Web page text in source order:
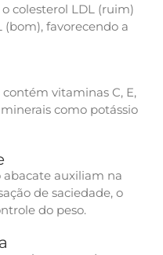
colesterol LDL (ruim)
favorecendo a
vitaminas C, E,
como potássio
abacate auxiliam na
de saciedade, o
do peso.